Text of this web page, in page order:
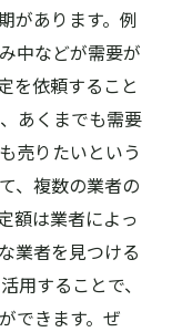
があります。例
中などが需要が
を依頼すること
あくまでも需要
売りたいという
、複数の業者の
額は業者によっ
業者を見つける
用することで、
できます。ぜ